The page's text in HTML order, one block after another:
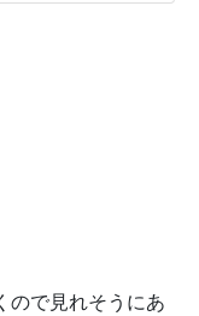
ので見れそうにあ